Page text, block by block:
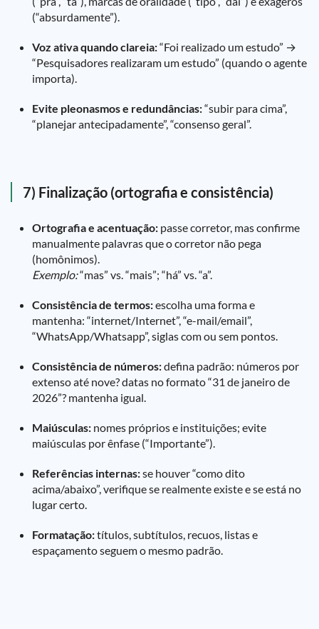
(“absurdamente”).
Voz ativa quando clareia:“Foi realizado um estudo” →
“Pesquisadores realizaram um estudo” (quando o agente
importa).
Evite pleonasmos e redundâncias:“subir para cima”,
“planejar antecipadamente”, “consenso geral”.
7) Finalização (ortografia e consistência)
Ortografia e acentuação: passe corretor, mas confirme
manualmente palavras que o corretor não pega
(homônimos).
Exemplo:“mas” vs. “mais”; “há” vs. “a”.
Consistência de termos:escolha uma forma e
mantenha: “internet/Internet”, “e-mail/email”,
“WhatsApp/Whatsapp”, siglas com ou sem pontos.
Consistência de números:defina padrão: números por
extenso até nove? datas no formato “31 de janeiro de
2026”? mantenha igual.
Maiúsculas: nomes próprios e instituições; evite
maiúsculas por ênfase (“Importante”).
Referências internas:se houver “como dito
acima/abaixo”, verifique se realmente existe e se está no
lugar certo.
Formatação:títulos, subtítulos, recuos, listas e
espaçamento seguem o mesmo padrão.